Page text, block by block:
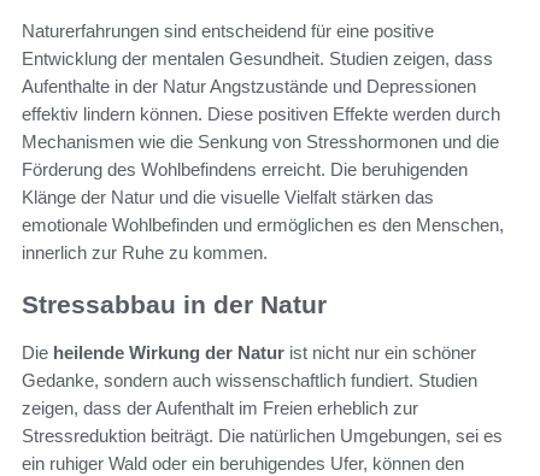
Naturerfahrungen sind entscheidend für eine positive
Entwicklung der mentalen Gesundheit. Studien zeigen, dass
Aufenthalte in der Natur Angstzustände und Depressionen
effektiv lindern können. Diese positiven Effekte werden durch
Mechanismen wie die Senkung von Stresshormonen und die
Förderung des Wohlbefindens erreicht. Die beruhigenden
Klänge der Natur und die visuelle Vielfalt stärken das
emotionale Wohlbefinden und ermöglichen es den Menschen,
innerlich zur Ruhe zu kommen.
Stressabbau in der Natur
Die heilende Wirkung der Natur ist nicht nur ein schöner
Gedanke, sondern auch wissenschaftlich fundiert. Studien
zeigen, dass der Aufenthalt im Freien erheblich zur
Stressreduktion beiträgt. Die natürlichen Umgebungen, sei es
ein ruhiger Wald oder ein beruhigendes Ufer, können den